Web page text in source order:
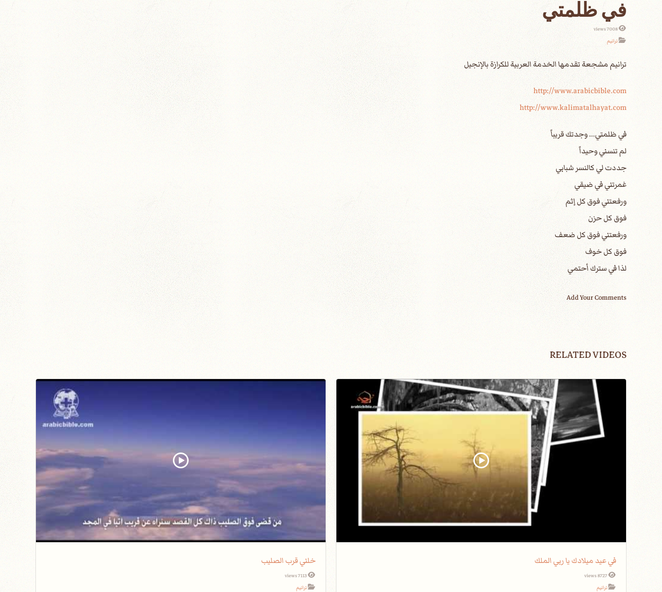
في ظلمتي
7008 views
ترانيم
http://www.arabicbible.com
http://www.kalimatalhayat.com
في ظلمتي... وجدتك قريباً
لم تنسني وحيداً
جددت لي كالنسر شبابي
غمرتني في ضيقي
ورفعتني فوق كل إثم
فوق كل حزن
ورفعتني فوق كل ضعف
فوق كل خوف
لذا في سترك أحتمي
Add Your Comments
RELATED VIDEOS
في عيد ميلادك يا ربي الملك
8727 views
ترانيم
خلني قرب الصليب
7113 views
ترانيم